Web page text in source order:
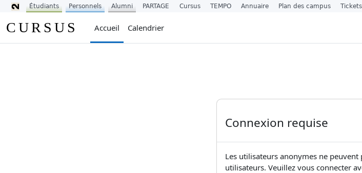
CURSUS Accueil Calendrier
Connexion requise
Les utilisateurs anonymes ne
utilisateurs. Veuillez vous connecter
Étudiants Personnels Alumni PARTAGE Cursus TEMPO Annuaire Plan des campus Tickets